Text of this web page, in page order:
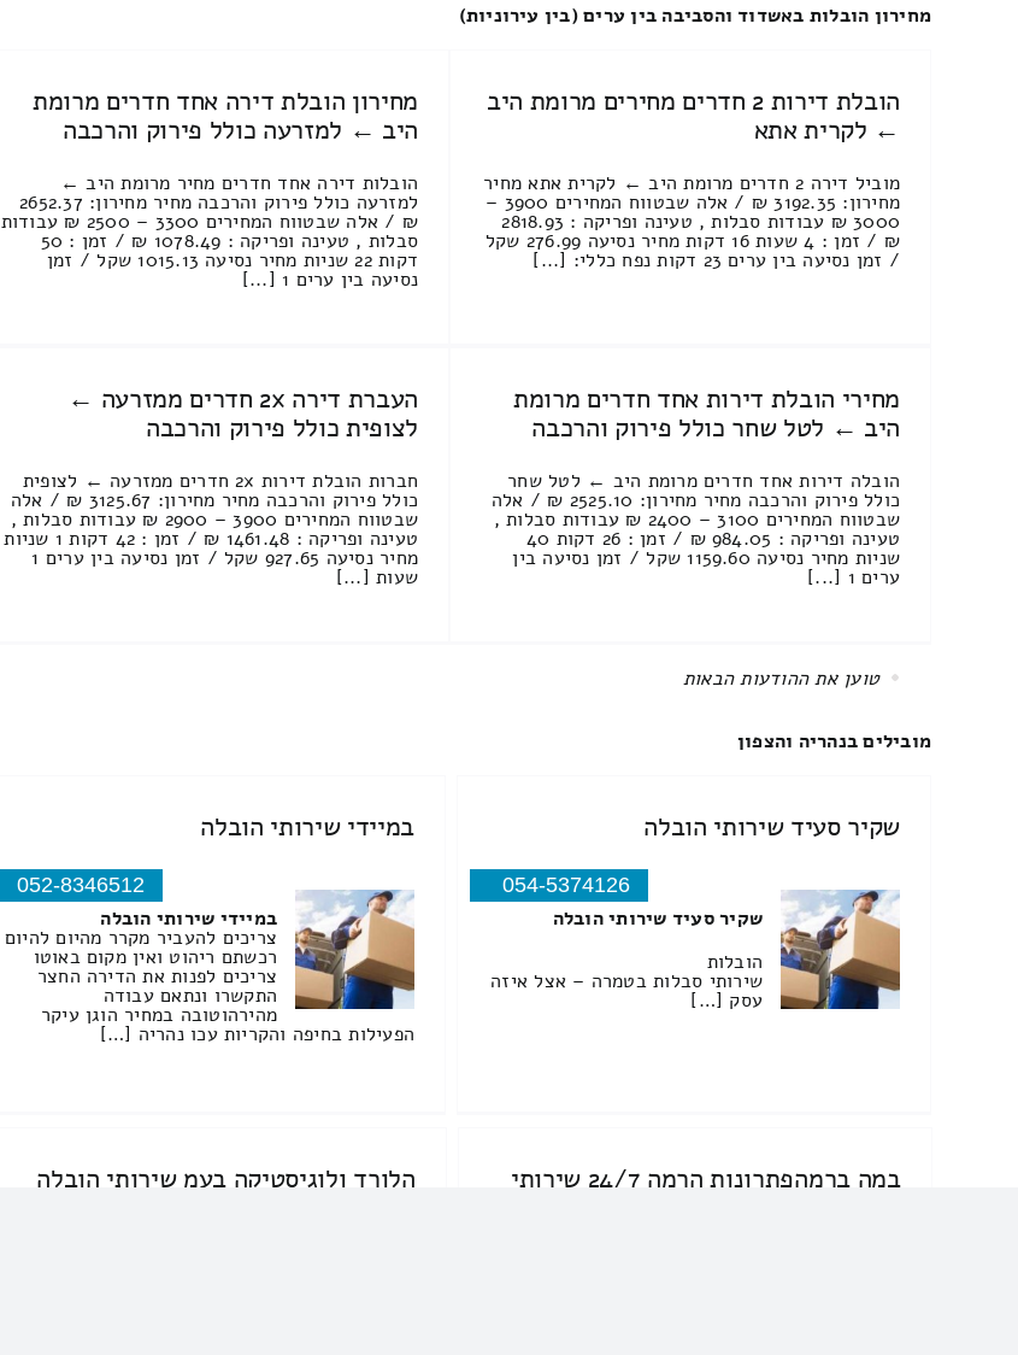
מחירון הובלות באשדוד והסביבה בין ערים (בין עירוניות)
הובלת דירות 2 חדרים מחירים מרומת היב
← לקרית אתא
מוביל דירה 2 חדרים מרומת היב ← לקרית אתא מחיר
מחירון: 3192.35 ₪ / אלה שבטווח המחירים 3900 –
3000 ₪ עבודות סבלות , טעינה ופריקה : 2818.93
₪ / זמן : 4 שעות 16 דקות מחיר נסיעה 276.99 שקל
/ זמן נסיעה בין ערים 23 דקות נפח כללי: [...]
מחירון הובלת דירה אחד חדרים מרומת
היב ← למזרעה כולל פירוק והרכבה
הובלות דירה אחד חדרים מחיר מרומת היב ←
למזרעה כולל פירוק והרכבה מחיר מחירון: 2652.37
₪ / אלה שבטווח המחירים 3300 – 2500 ₪ עבודות
סבלות , טעינה ופריקה : 1078.49 ₪ / זמן : 50
דקות 22 שניות מחיר נסיעה 1015.13 שקל / זמן
נסיעה בין ערים 1 [...]
מחירי הובלת דירות אחד חדרים מרומת
היב ← לטל שחר כולל פירוק והרכבה
הובלה דירות אחד חדרים מרומת היב ← לטל שחר
כולל פירוק והרכבה מחיר מחירון: 2525.10 ₪ / אלה
שבטווח המחירים 3100 – 2400 ₪ עבודות סבלות ,
טעינה ופריקה : 984.05 ₪ / זמן : 26 דקות 40
שניות מחיר נסיעה 1159.60 שקל / זמן נסיעה בין
ערים 1 [...]
העברת דירה 2x חדרים ממזרעה ←
לצופית כולל פירוק והרכבה
חברות הובלת דירות 2x חדרים ממזרעה ← לצופית
כולל פירוק והרכבה מחיר מחירון: 3125.67 ₪ / אלה
שבטווח המחירים 3900 – 2900 ₪ עבודות סבלות ,
טעינה ופריקה : 1461.48 ₪ / זמן : 42 דקות 1 שניות
מחיר נסיעה 927.65 שקל / זמן נסיעה בין ערים 1
שעות [...]
All items displayed.
מובילים בנהריה והצפון
שקיר סעיד שירותי הובלה
054-5374126
שקיר סעיד שירותי הובלה
הובלות
שירותי סבלות בטמרה – אצל איזה
עסק […]
במיידי שירותי הובלה
052-8346512
במיידי שירותי הובלה
צריכים להעביר מקרר מהיום להיום
רכשתם ריהוט ואין מקום באוטו
צריכים לפנות את הדירה החצר
התקשרו ונתאם עבודה
מהירהוטובה במחיר הוגן עיקר
הפעילות בחיפה והקריות עכו נהריה […]
במה ברמהפתרונות הרמה 24/7 שירותי
הלורד ולוגיסטיקה בעמ שירותי הובלה